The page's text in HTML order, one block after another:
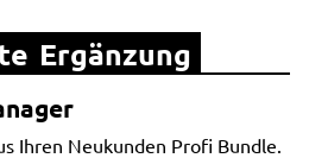
Ergänzung
Ihren Neukunden Profi Bundle.